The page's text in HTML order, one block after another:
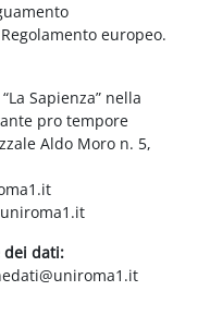
europeo.
Sapienza” nella
pro tempore
Aldo Moro n. 5,
dei dati: